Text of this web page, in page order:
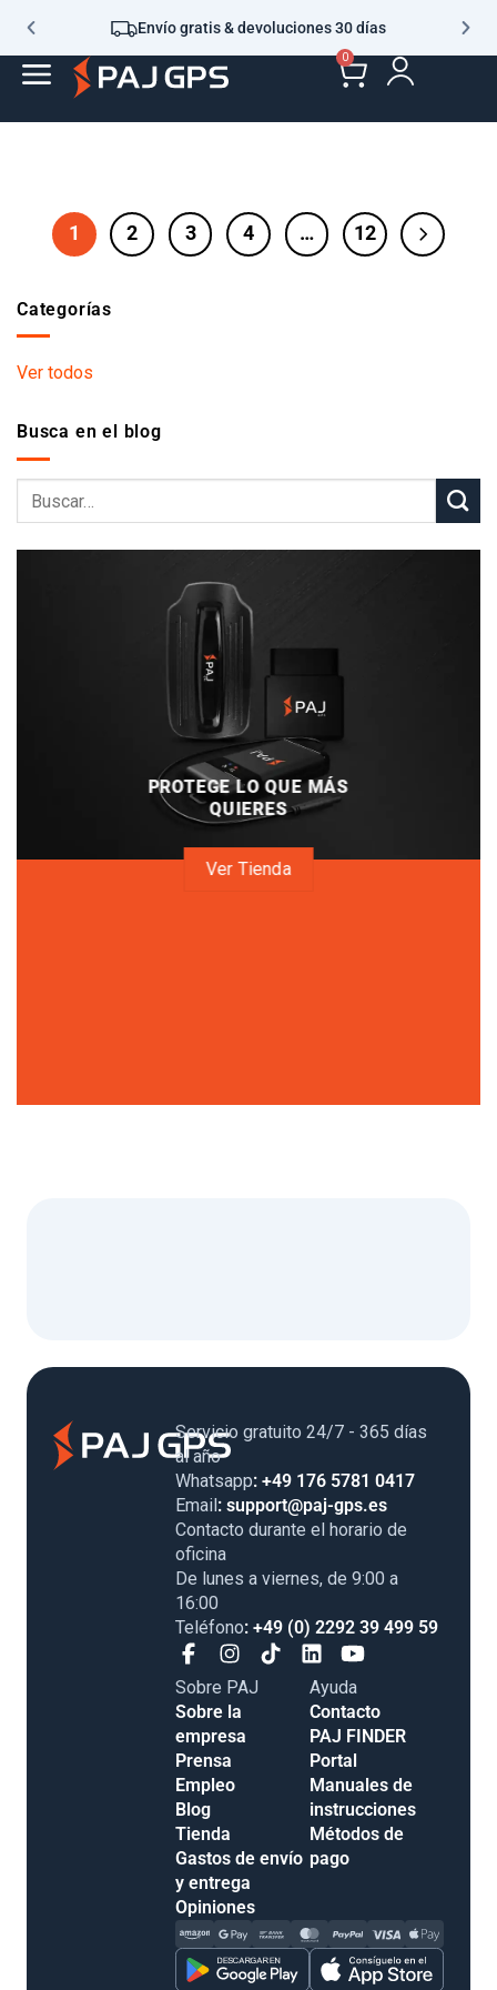
Envío gratis & devoluciones 30 días
0
1 2 3 4 … 12
Categorías
Ver todos
Busca en el blog
PROTEGE LO QUE MÁS
QUIERES
Ver Tienda
Servicio gratuito 24/7 - 365 días
al año
Whatsapp: +49 176 5781 0417
Email: support@paj-gps.es
Contacto durante el horario de
oficina
De lunes a viernes, de 9:00 a
16:00
Teléfono: +49 (0) 2292 39 499 59
Sobre PAJ
Sobre la
empresa
Prensa
Empleo
Blog
Tienda
Gastos de envío
y entrega
Opiniones
Ayuda
Contacto
PAJ FINDER
Portal
Manuales de
instrucciones
Métodos de
pago